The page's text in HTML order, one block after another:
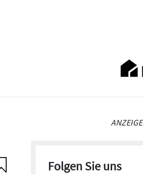
ANZEIGE
Folgen Sie uns